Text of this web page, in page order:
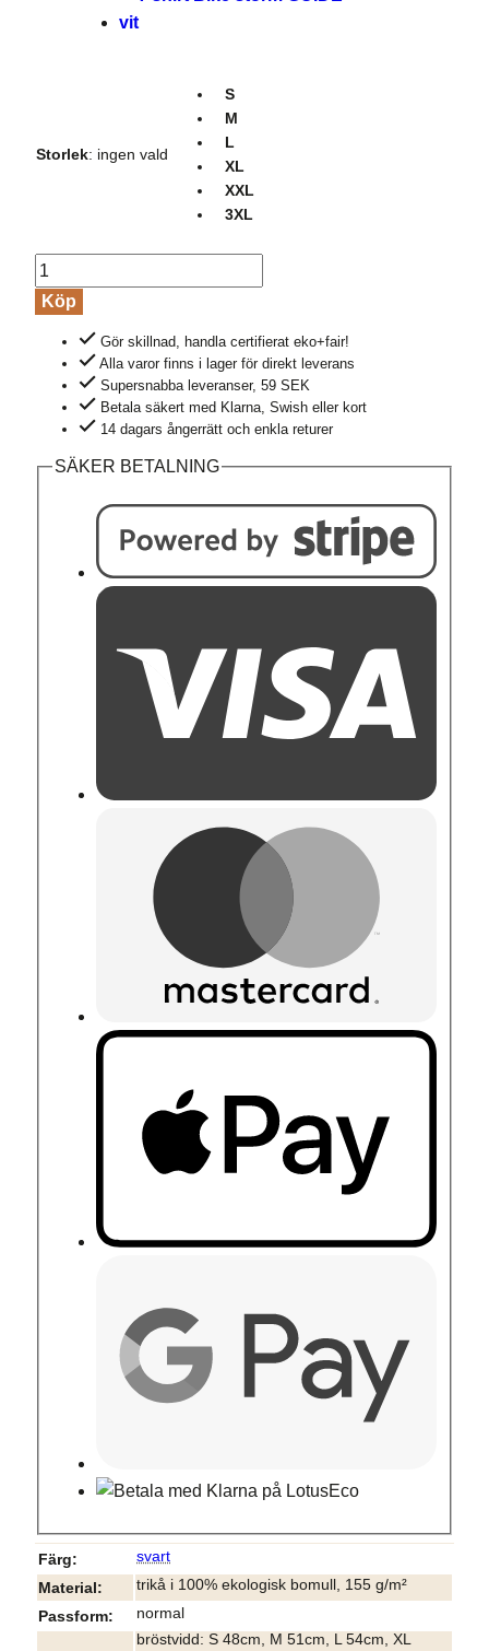
Storlek: ingen vald
S
M
L
XL
XXL
3XL
T-
shirt
Bike
storm
svart
mängd
Köp
Gör skillnad, handla certifierat eko+fair!
Alla varor finns i lager för direkt leverans
Supersnabba leveranser, 59 SEK
Betala säkert med Klarna, Swish eller kort
14 dagars ångerrätt och enkla returer
SÄKER BETALNING
Färg
svart
Material
trikå i 100% ekologisk bomull, 155 g/m²
Passform
normal
bröstvidd: S 48cm, M 51cm, L 54cm, XL